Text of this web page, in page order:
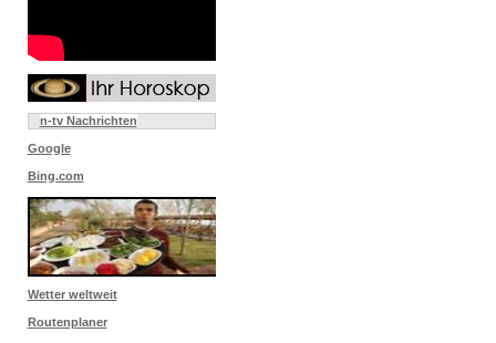
n-tv Nachrichten
Google
Bing.com
Wetter weltweit
Routenplaner